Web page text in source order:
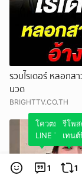
รวบไรเดอร์ หลอก
นวด
BRIGHTTV.CO.TH
1
โควตมุมมอง
LINE TODAY
1
รีโพ
เทน